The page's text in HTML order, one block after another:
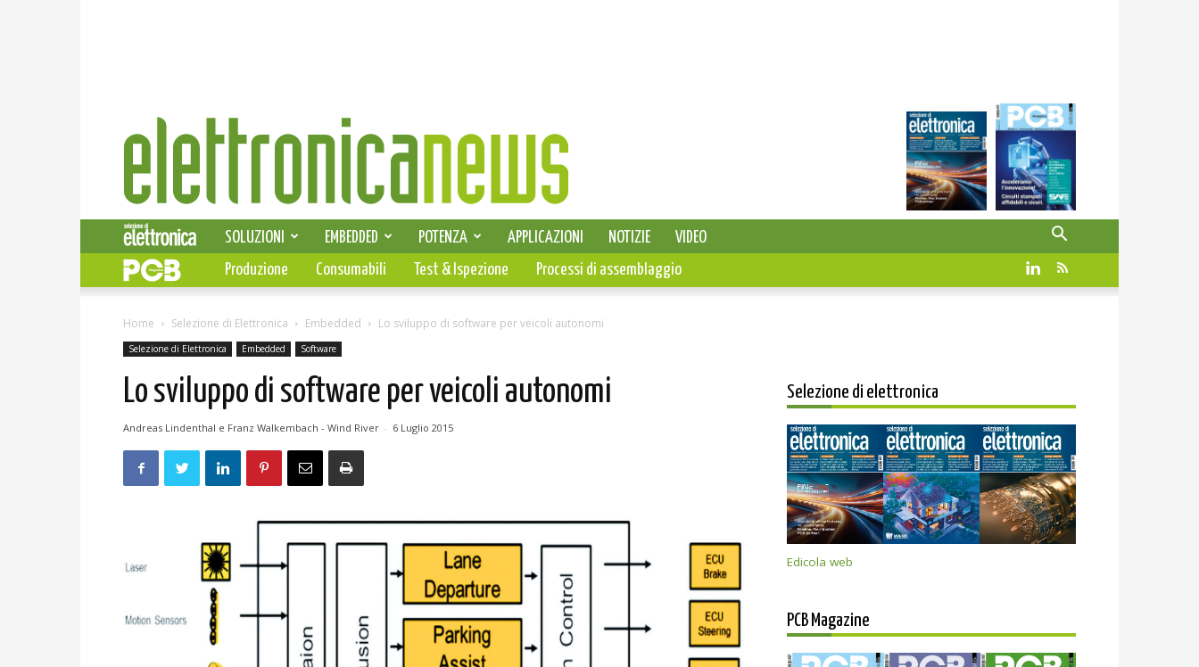
Elettronica
News
SELEZIONE DI ELETTRONICA
SOLUZIONI EMBEDDED POTENZA APPLICAZIONI NOTIZIE
VIDEO
PCB
Produzione Consumabili Test & Ispezione Processi di assemblaggio
Home Selezione di Elettronica Embedded Lo sviluppo di software per veicoli autonomi
Selezione di Elettronica Embedded Software
Lo sviluppo di software per veicoli autonomi
Andreas Lindenthal e Franz Walkembach - Wind River - 6 Luglio 2015
Selezione di elettronica
Edicola web
PCB Magazine